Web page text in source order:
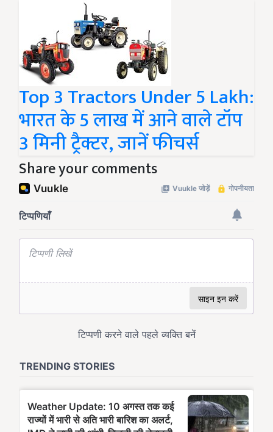
Top 3 Tractors Under 5 Lakh:
भारत के 5 लाख में आने वाले टॉप
3 मिनी ट्रैक्टर, जानें फीचर्स
Share your comments